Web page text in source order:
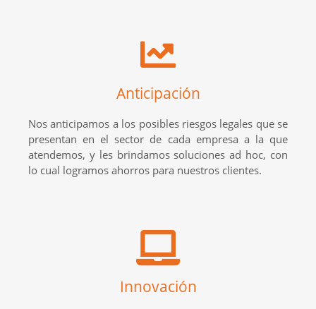
Anticipación
Nos anticipamos a los posibles riesgos legales que se
presentan en el sector de cada empresa a la que
atendemos, y les brindamos soluciones ad hoc, con
lo cual logramos ahorros para nuestros clientes.
Innovación